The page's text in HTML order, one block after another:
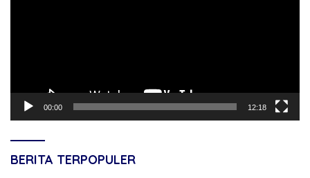
00:00 12:18
BERITA TERPOPULER